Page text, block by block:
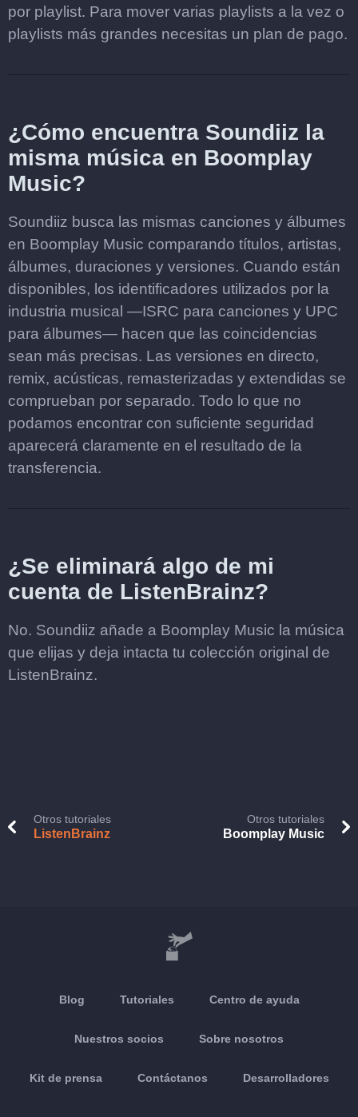
por playlist. Para mover varias playlists a la vez o
playlists más grandes necesitas un plan de pago.
¿Cómo encuentra Soundiiz la
misma música en Boomplay
Music?
Soundiiz busca las mismas canciones y álbumes
en Boomplay Music comparando títulos, artistas,
álbumes, duraciones y versiones. Cuando están
disponibles, los identificadores utilizados por la
industria musical —ISRC para canciones y UPC
para álbumes— hacen que las coincidencias
sean más precisas. Las versiones en directo,
remix, acústicas, remasterizadas y extendidas se
comprueban por separado. Todo lo que no
podamos encontrar con suficiente seguridad
aparecerá claramente en el resultado de la
transferencia.
¿Se eliminará algo de mi
cuenta de ListenBrainz?
No. Soundiiz añade a Boomplay Music la música
que elijas y deja intacta tu colección original de
ListenBrainz.
Otros tutoriales
ListenBrainz
Otros tutoriales
Boomplay Music
Blog Tutoriales Centro de ayuda
Nuestros socios Sobre nosotros
Kit de prensa Contáctanos Desarrolladores